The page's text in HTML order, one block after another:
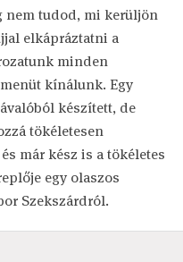
nem tudod, mi kerüljön
elkápráztatni a
minden
kínálunk. Egy
készített, de
tökéletesen
már kész is a tökéletes
egy olaszos
Szekszárdról.